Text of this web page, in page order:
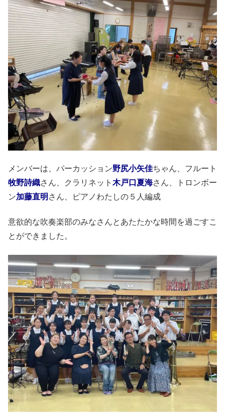
メンバーは、パーカッション野尻小矢佳ちゃん、フルート
牧野詩織さん、クラリネット 木戸口夏海さん、トロンボー
ン加藤直明 さん、ピアノわたしの５人編成
意欲的な吹奏楽部のみなさんとあたたかな時間を過ごすこ
とができました。